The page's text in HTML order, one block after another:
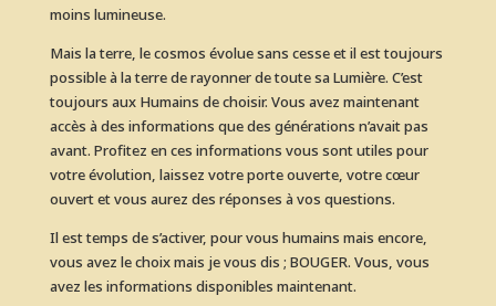
moins lumineuse.
Mais la terre, le cosmos évolue sans cesse et il est toujours
possible à la terre de rayonner de toute sa Lumière. C’est
toujours aux Humains de choisir. Vous avez maintenant
accès à des informations que des générations n’avait pas
avant. Profitez en ces informations vous sont utiles pour
votre évolution, laissez votre porte ouverte, votre cœur
ouvert et vous aurez des réponses à vos questions.
Il est temps de s’activer, pour vous humains mais encore,
vous avez le choix mais je vous dis ; BOUGER. Vous, vous
avez les informations disponibles maintenant.